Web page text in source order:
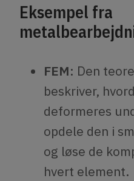
Eksempel fra
FEM: Den
beskriver,
deformeres
opdele den i
og løse de
hvert element.